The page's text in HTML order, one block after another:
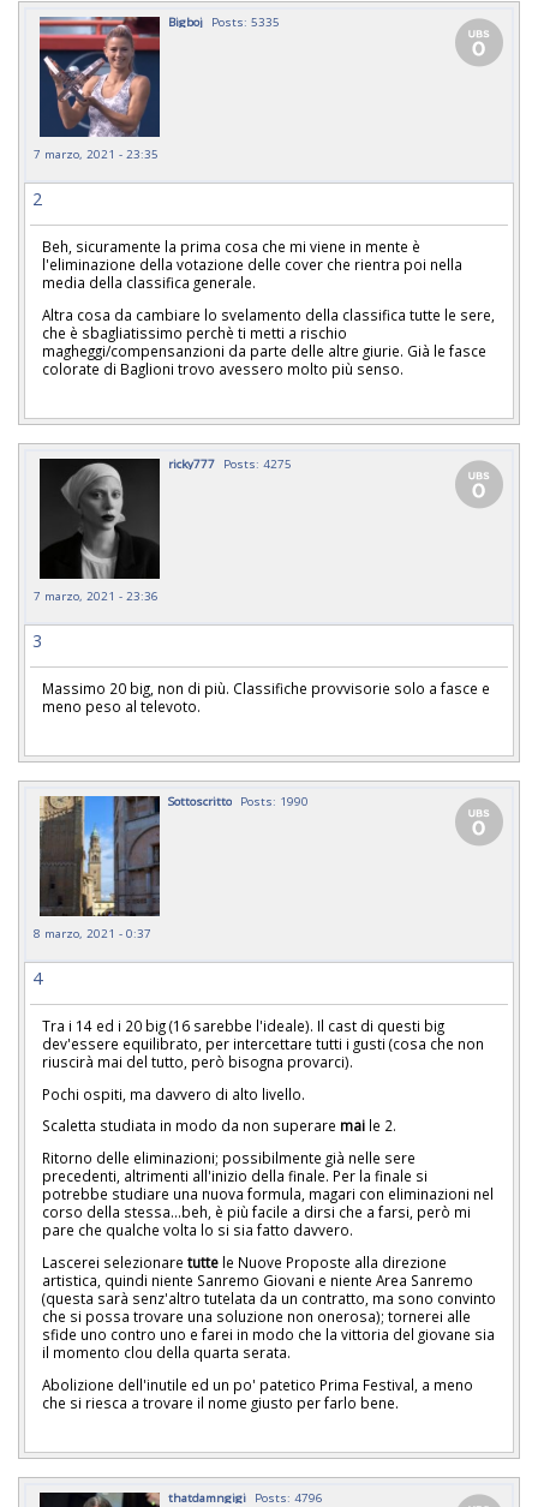
Bigboj Posts: 5335
7 marzo, 2021 - 23:35
2
Beh, sicuramente la prima cosa che mi viene in mente è
l'eliminazione della votazione delle cover che rientra poi nella
media della classifica generale.
Altra cosa da cambiare lo svelamento della classifica tutte le sere,
che è sbagliatissimo perchè ti metti a rischio
magheggi/compensanzioni da parte delle altre giurie. Già le fasce
colorate di Baglioni trovo avessero molto più senso.
ricky777 Posts: 4275
7 marzo, 2021 - 23:36
3
Massimo 20 big, non di più. Classifiche provvisorie solo a fasce e
meno peso al televoto.
Sottoscritto Posts: 1990
8 marzo, 2021 - 0:37
4
Tra i 14 ed i 20 big (16 sarebbe l'ideale). Il cast di questi big
dev'essere equilibrato, per intercettare tutti i gusti (cosa che non
riuscirà mai del tutto, però bisogna provarci).
Pochi ospiti, ma davvero di alto livello.
Scaletta studiata in modo da non superare mai le 2.
Ritorno delle eliminazioni; possibilmente già nelle sere
precedenti, altrimenti all'inizio della finale. Per la finale si
potrebbe studiare una nuova formula, magari con eliminazioni nel
corso della stessa...beh, è più facile a dirsi che a farsi, però mi
pare che qualche volta lo si sia fatto davvero.
Lascerei selezionare tutte le Nuove Proposte alla direzione
artistica, quindi niente Sanremo Giovani e niente Area Sanremo
(questa sarà senz'altro tutelata da un contratto, ma sono convinto
che si possa trovare una soluzione non onerosa); tornerei alle
sfide uno contro uno e farei in modo che la vittoria del giovane sia
il momento clou della quarta serata.
Abolizione dell'inutile ed un po' patetico Prima Festival, a meno
che si riesca a trovare il nome giusto per farlo bene.
thatdamngigi Posts: 4796